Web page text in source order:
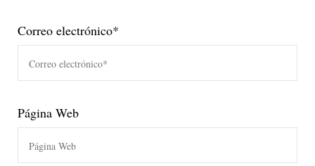
Correo electrónico*
Página Web